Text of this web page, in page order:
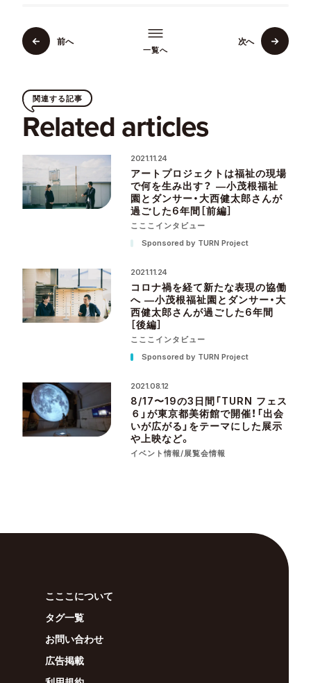
前へ
一覧へ
次へ
関連する記事
Related articles
2021.11.24
アートプロジェクトは福祉の現場
で何を生み出す？ ―小茂根福祉
園とダンサー・大西健太郎さんが
過ごした6年間［前編］
こここインタビュー
Sponsored by TURN Project
2021.11.24
コロナ禍を経て新たな表現の協働
へ ―小茂根福祉園とダンサー・大
西健太郎さんが過ごした6年間
［後編］
こここインタビュー
Sponsored by TURN Project
2021.08.12
8/17〜19の3日間「TURN フェス
６」が東京都美術館で開催！「出会
いが広がる」をテーマにした展示
や上映など。
イベント情報/展覧会情報
こここについて
タグ一覧
お問い合わせ
広告掲載